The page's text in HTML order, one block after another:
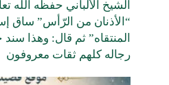
الشيخ الألباني حفظه الله
“الأذنان من الرّأس” ساق
المنتقاه” ثم قال: وهذا
رجاله كلهم ثقات معروفون